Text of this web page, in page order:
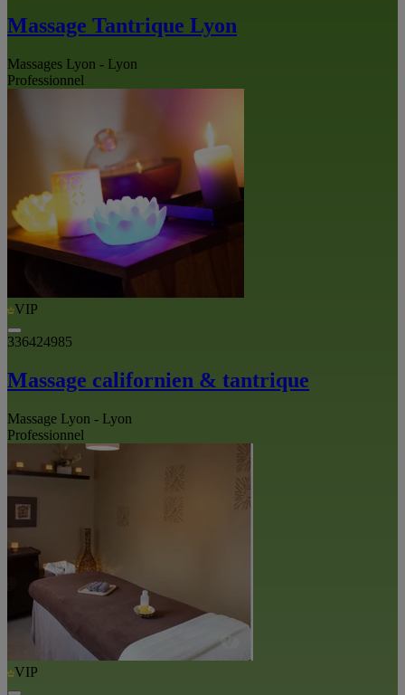
Massage Tantrique Lyon
Massages Lyon - Lyon
Professionnel
VIP
336424985
Massage californien & tantrique
Massage Lyon - Lyon
Professionnel
VIP